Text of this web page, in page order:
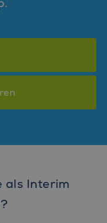
als Interim